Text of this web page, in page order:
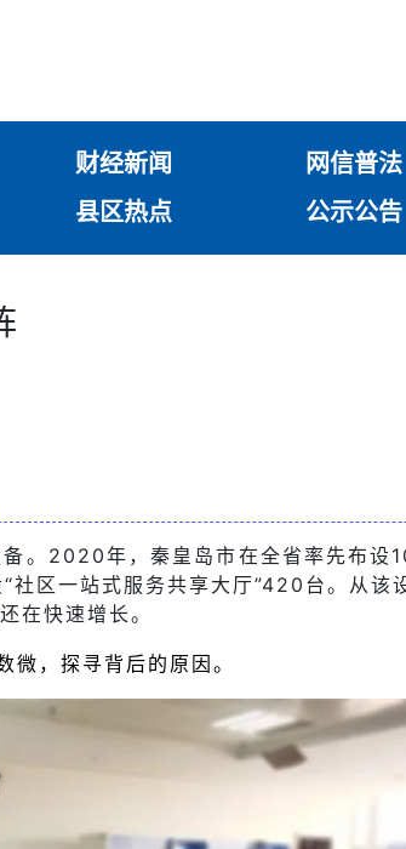
财经新闻 网信普法
县区热点 公示公告
。2020年，秦皇岛市在全省率先布设
区一站式服务共享大厅”420台。从该
在快速增长。
，探寻背后的原因。